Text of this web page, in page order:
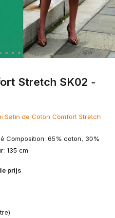
Stretch SK02 -
Satin de Coton Comfort Stretch
Composition: 65% coton, 30%
135 cm
prijs